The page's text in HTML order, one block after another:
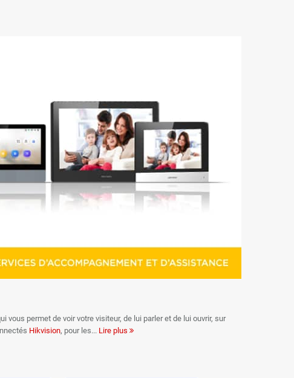
vous permet de voir votre visiteur, de lui parler et de lui ouvrir, sur
Hikvision, pour les
Lire plus